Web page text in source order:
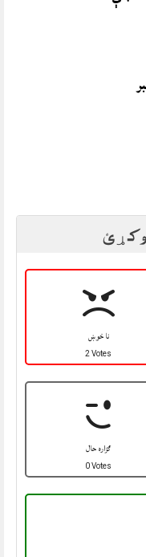
وکړئ
نا خوښ
2 Votes
ګزاره حال
0 Votes